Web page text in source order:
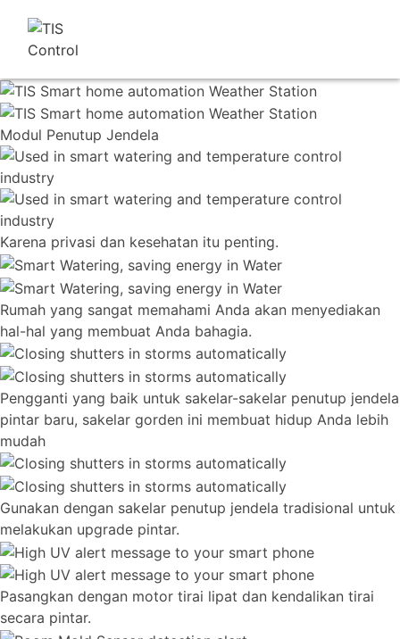
Modul Penutup Jendela
Karena privasi dan kesehatan itu penting.
Rumah yang sangat memahami Anda akan menyediakan
hal-hal yang membuat Anda bahagia.
Pengganti yang baik untuk sakelar-sakelar penutup jendela
pintar baru, sakelar gorden ini membuat hidup Anda lebih
mudah
Gunakan dengan sakelar penutup jendela tradisional untuk
melakukan upgrade pintar.
Pasangkan dengan motor tirai lipat dan kendalikan tirai
secara pintar.